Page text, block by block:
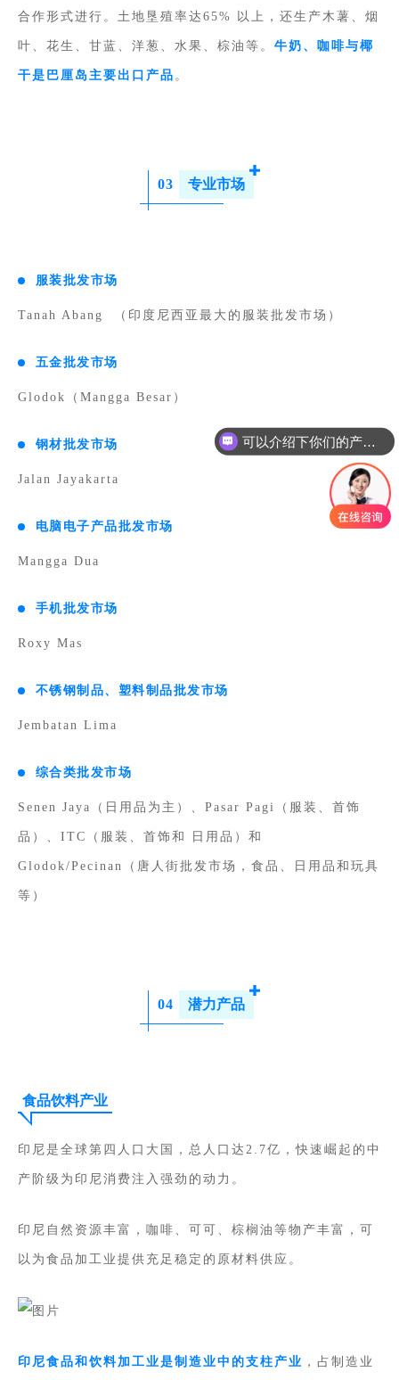
合作形式进行。土地垦殖率达65% 以上，还生产木薯、烟
叶、花生、甘蓝、洋葱、水果、棕油等。 牛奶、咖啡与椰
干是巴厘岛主要出口产品 。
03 专业市场
服装批发市场
Tanah Abang （印度尼西亚最大的服装批发市场）
五金批发市场
Glodok（Mangga Besar）
钢材批发市场
Jalan Jayakarta
电脑电子产品批发市场
Mangga Dua
手机批发市场
Roxy Mas
不锈钢制品、塑料制品批发市场
Jembatan Lima
综合类批发市场
Senen Jaya（日用品为主）、Pasar Pagi（服装、首饰
品）、ITC（服装、首饰和 日用品）和
Glodok/Pecinan（唐人街批发市场，食品、日用品和玩具
等）
04 潜力产品
食品饮料产业
印尼是全球第四人口大国，总人口达2.7亿，快速崛起的中
产阶级为印尼消费注入强劲的动力。
印尼自然资源丰富，咖啡、可可、棕榈油等物产丰富，可
以为食品加工业提供充足稳定的原材料供应。
印尼食品和饮料加工业是制造业中的支柱产业 ，占制造业
可以介绍下你们的产品么